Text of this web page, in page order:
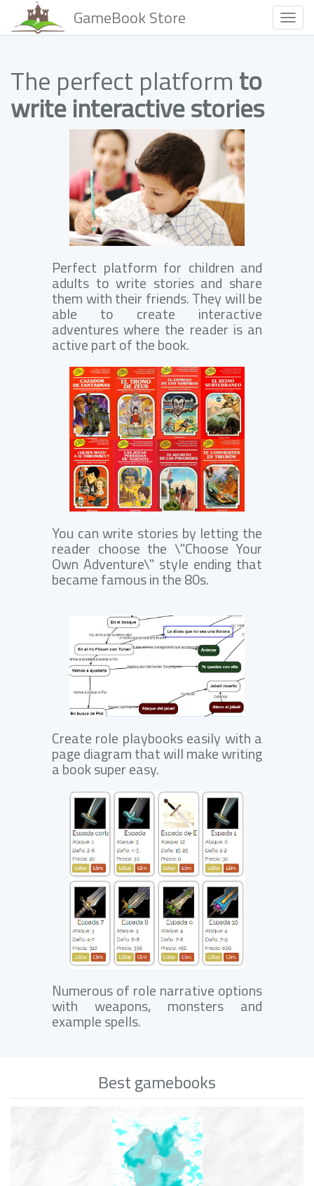
GameBook Store
The perfect platform to
write interactive stories
Perfect platform for children and
adults to write stories and share
them with their friends. They will be
able to create interactive
adventures where the reader is an
active part of the book.
You can write stories by letting the
reader choose the \"Choose Your
Own Adventure\" style ending that
became famous in the 80s.
Create role playbooks easily with a
page diagram that will make writing
a book super easy.
Numerous of role narrative options
with weapons, monsters and
example spells.
Best gamebooks